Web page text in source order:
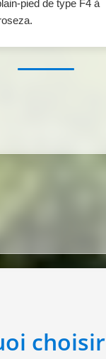
pied de type F4 à
choisir